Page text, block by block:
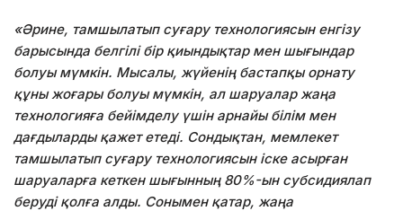
«Әрине, тамшылатып суғару технологиясын енгізу
барысында белгілі бір қиындықтар мен шығындар
болуы мүмкін. Мысалы, жүйенің бастапқы орнату
құны жоғары болуы мүмкін, ал шаруалар жаңа
технологияға бейімделу үшін арнайы білім мен
дағдыларды қажет етеді. Сондықтан, мемлекет
тамшылатып суғару технологиясын іске асырған
шаруаларға кеткен шығынның 80%-ын субсидиялап
беруді қолға алды. Сонымен қатар, жаңа